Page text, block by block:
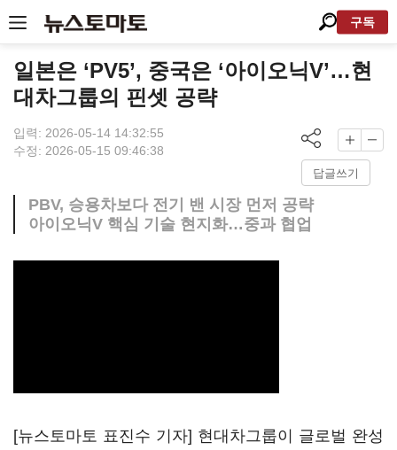
구독
일본은 ‘PV5’, 중국은 ‘아이오닉V’…현
대차그룹의 핀셋 공략
입력: 2026-05-14 14:32:55
수정: 2026-05-15 09:46:38
답글쓰기
PBV, 승용차보다 전기 밴 시장 먼저 공략
아이오닉V 핵심 기술 현지화…중과 협업
[뉴스토마토 표진수 기자] 현대차그룹이 글로벌 완성